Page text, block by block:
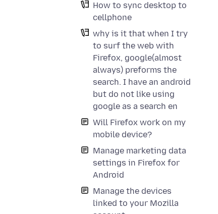
How to sync desktop to
cellphone
why is it that when I try
to surf the web with
Firefox, google(almost
always) preforms the
search. I have an android
but do not like using
google as a search en
Will Firefox work on my
mobile device?
Manage marketing data
settings in Firefox for
Android
Manage the devices
linked to your Mozilla